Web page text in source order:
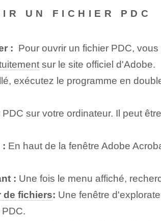
UN FICHIER PDC
: Pour ouvrir un fichier PDC,
sur le site officiel d'Adobe.
exécutez le programme en
sur votre ordinateur. Il peut
: En haut de la fenêtre Adobe
: Une fois le menu affiché,
de fichiers: Une fenêtre